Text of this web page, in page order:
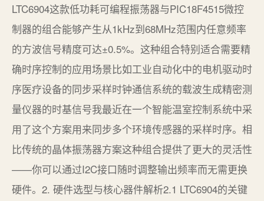
LTC6904这款低功耗可编程振荡器与PIC18F4515微控
制器的组合能够产生从1kHz到68MHz范围内任意频率
的方波信号精度可达±0.5%。这种组合特别适合需要精
确时序控制的应用场景比如工业自动化中的电机驱动时
序医疗设备的同步采样时钟通信系统的载波生成精密测
量仪器的时基信号我最近在一个智能温室控制系统中采
用了这个方案用来同步多个环境传感器的采样时序。相
比传统的晶体振荡器方案这种组合提供了更大的灵活性
——你可以通过I2C接口随时调整输出频率而无需更换
硬件。2. 硬件选型与核心器件解析2.1 LTC6904的关键